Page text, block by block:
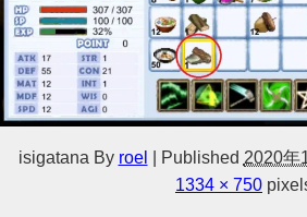
isigatana By roel Published 2020年
1334 × 750